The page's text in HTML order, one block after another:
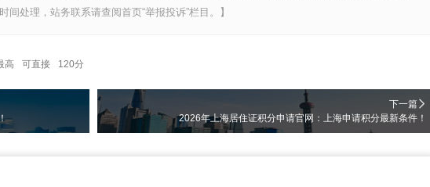
处理，站务联系请查阅首页“举报投诉”栏目。】
高 可直接 120分
下一篇
2026年上海居住证积分申请官网：上海申请积分最新条件！